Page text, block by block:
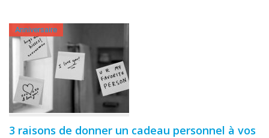
Anniversaire
3 raisons de donner un cadeau personnel à vos